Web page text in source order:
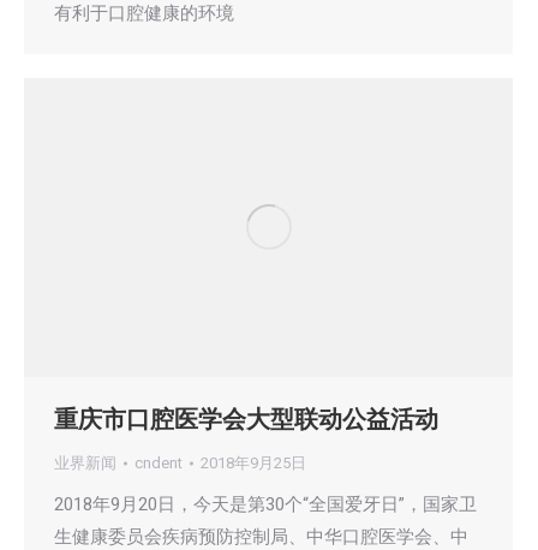
有利于口腔健康的环境
重庆市口腔医学会大型联动公益活动
业界新闻 cndent 2018年9月25日
2018年9月20日，今天是第30个“全国爱牙日”，国家卫
生健康委员会疾病预防控制局、中华口腔医学会、中